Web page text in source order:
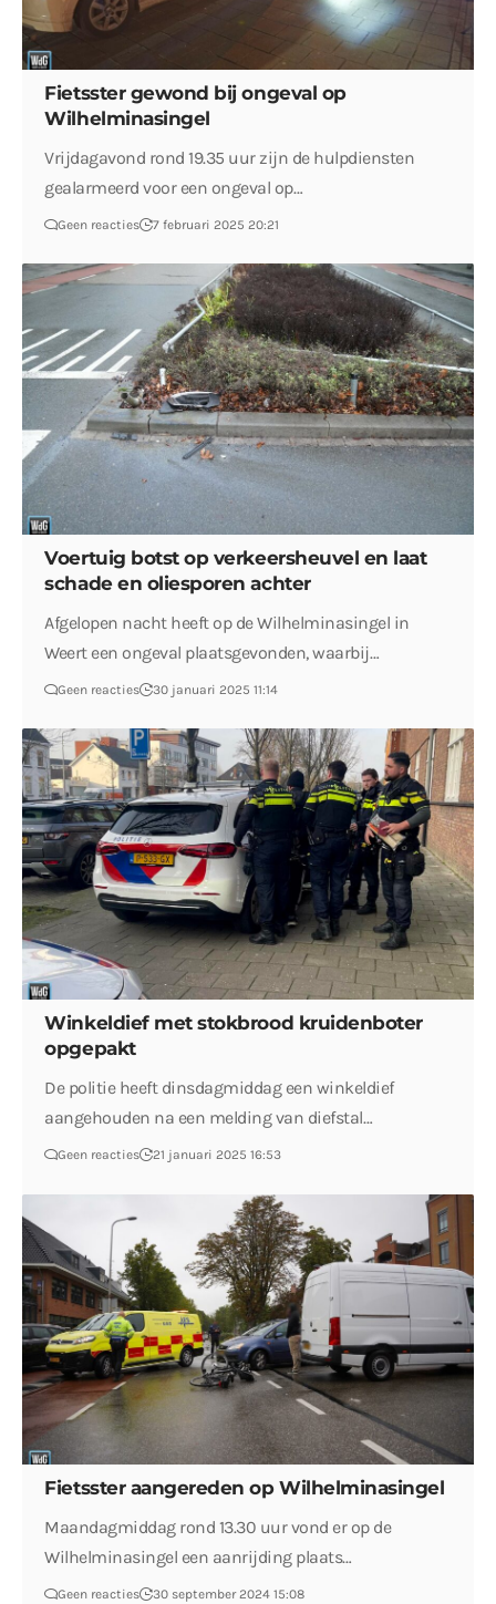
Fietsster gewond bij ongeval op
Wilhelminasingel
Vrijdagavond rond 19.35 uur zijn de hulpdiensten
gealarmeerd voor een ongeval op…
Geen reacties 7 februari 2025 20:21
Voertuig botst op verkeersheuvel en laat
schade en oliesporen achter
Afgelopen nacht heeft op de Wilhelminasingel in
Weert een ongeval plaatsgevonden, waarbij…
Geen reacties 30 januari 2025 11:14
Winkeldief met stokbrood kruidenboter
opgepakt
De politie heeft dinsdagmiddag een winkeldief
aangehouden na een melding van diefstal…
Geen reacties 21 januari 2025 16:53
Fietsster aangereden op Wilhelminasingel
Maandagmiddag rond 13.30 uur vond er op de
Wilhelminasingel een aanrijding plaats…
Geen reacties 30 september 2024 15:08